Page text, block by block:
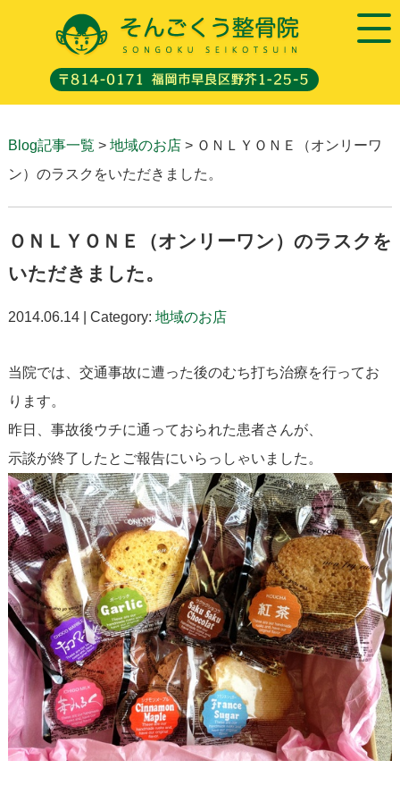
Blog記事一覧 > 地域のお店> ＯＮＬＹＯＮＥ（オンリーワ
ン）のラスクをいただきました。
ＯＮＬＹＯＮＥ（オンリーワン）のラスクを
いただきました。
2014.06.14 | Category: 地域のお店
当院では、交通事故に遭った後のむち打ち治療を行ってお
ります。
昨日、事故後ウチに通っておられた患者さんが、
示談が終了したとご報告にいらっしゃいました。